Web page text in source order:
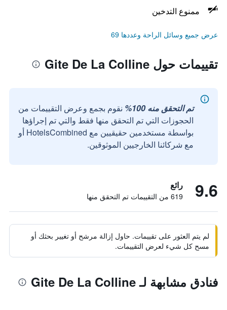
ممنوع التدخين
عرض جميع وسائل الراحة وعددها 69
تقييمات حول Gite De La Colline
تم التحقق منه 100%
نقوم بجمع وعرض التقييمات من
الحجوزات التي تم التحقق منها فقط والتي تم إجراؤها
بواسطة مستخدمين حقيقيين مع HotelsCombined أو
مع شركائنا الخارجيين الموثوقين.
9.6 رائع
619 من التقييمات تم التحقق منها
لم يتم العثور على تقييمات. حاول إزالة مرشح أو تغيير بحثك أو
مسح كل شيء لعرض التقييمات.
فنادق مشابهة لـ Gite De La Colline